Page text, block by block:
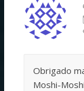
Obrigado
Moshi-